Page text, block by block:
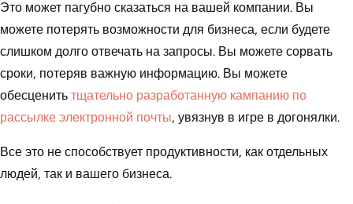
Это может пагубно сказаться на вашей компании. Вы
можете потерять возможности для бизнеса, если будете
слишком долго отвечать на запросы. Вы можете сорвать
сроки, потеряв важную информацию. Вы можете
обесценить тщательно разработанную кампанию по
рассылке электронной почты, увязнув в игре в догонялки.
Все это не способствует продуктивности, как отдельных
людей, так и вашего бизнеса.